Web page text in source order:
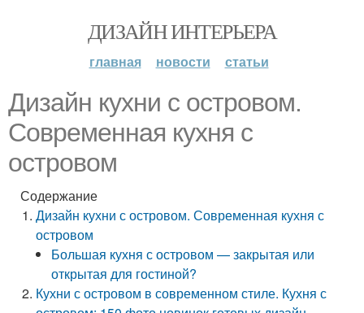
ДИЗАЙН ИНТЕРЬЕРА
главная новости статьи
Дизайн кухни с островом.
Современная кухня с
островом
Содержание
Дизайн кухни с островом. Современная кухня с
островом
Большая кухня с островом — закрытая или
открытая для гостиной?
Кухни с островом в современном стиле. Кухня с